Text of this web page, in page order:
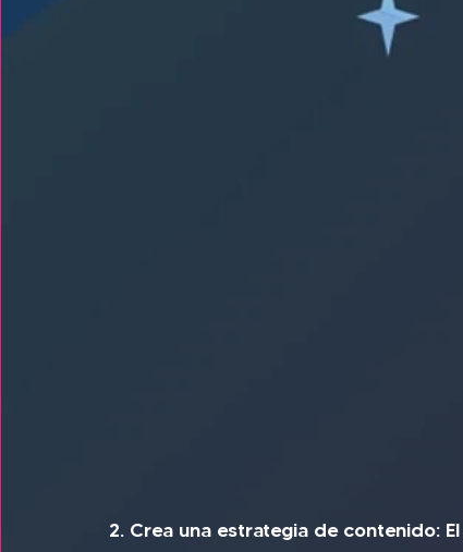
2. Crea una estrategia de contenido: